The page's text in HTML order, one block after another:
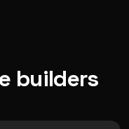
builders